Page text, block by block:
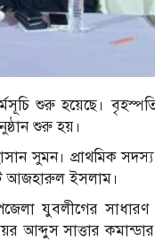
শুরু হয়েছে।
শুরু হয়।
সুমন। প্রাথমিক
আজহারুল ইসলাম।
যুবলীগের
আব্দুস সাত্তার